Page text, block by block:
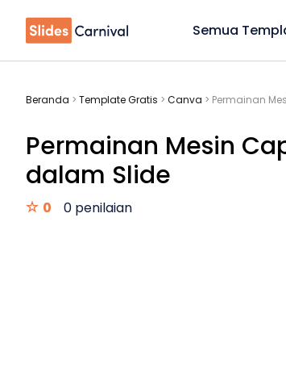
Semua
Beranda > Template Gratis > Canva > Permainan
Permainan Mesin
dalam Slide
0 0 penilaian